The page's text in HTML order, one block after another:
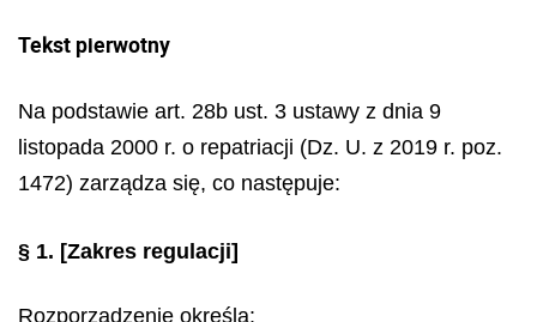
Tekst pierwotny
Na podstawie art. 28b ust. 3 ustawy z dnia 9
listopada 2000 r. o repatriacji (Dz. U. z 2019 r. poz.
1472) zarządza się, co następuje:
§ 1. [Zakres regulacji]
Rozporządzenie określa: